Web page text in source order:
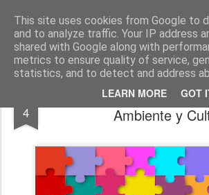
This site uses cookies from Google to
and to analyze traffic. Your IP address
shared with Google along with
metrics to ensure quality of service,
statistics, and to detect and address
LEARN MORE GOT
El diagnóstico enfermero La
Pages
4
El puzzle (de Punset):
Ambiente y